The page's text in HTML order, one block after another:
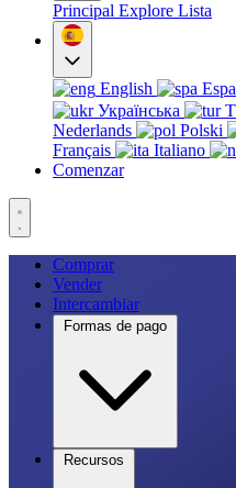
Principal Explore Lista
English
Українська
Nederlands
Polski
Français
Italiano
Comenzar
Comprar
Vender
Intercambiar
Formas de pago
Recursos